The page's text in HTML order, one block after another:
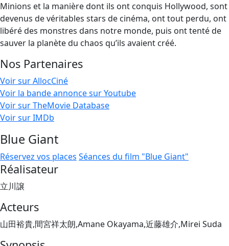
Minions et la manière dont ils ont conquis Hollywood, sont
devenus de véritables stars de cinéma, ont tout perdu, ont
libéré des monstres dans notre monde, puis ont tenté de
sauver la planète du chaos qu’ils avaient créé.
Nos Partenaires
Voir sur AllocCiné
Voir la bande annonce sur Youtube
Voir sur TheMovie Database
Voir sur IMDb
Blue Giant
Réservez vos places Séances du film "Blue Giant"
Réalisateur
立川譲
Acteurs
山田裕貴,間宮祥太朗,Amane Okayama,近藤雄介,Mirei Suda